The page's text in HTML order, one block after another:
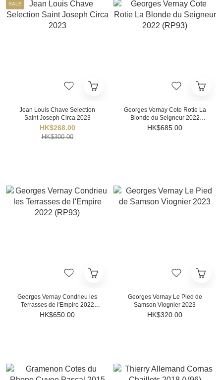
SALE
Jean Louis Chave Selection
Saint Joseph Circa 2023
HK$268.00
HK$300.00
Georges Vernay Cote Rotie La
Blonde du Seigneur 2022
(RP93)
HK$685.00
Georges Vernay Condrieu les
Terrasses de l'Empire 2022
(RP93)
HK$650.00
Georges Vernay Le Pied de
Samson Viognier 2023
HK$320.00